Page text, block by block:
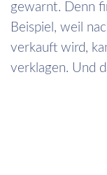
gewarnt. Denn
Beispiel, weil
verkauft wird,
verklagen. Und